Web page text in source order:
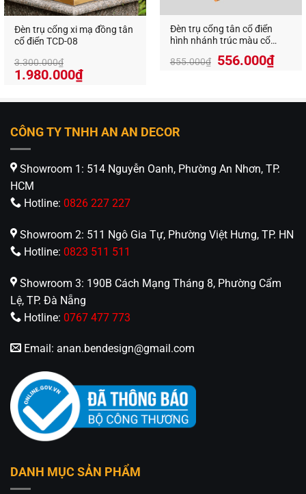
nhất cho phòng khách của bạn.
Mọi thông tin chi tiết, vui lòng liên hệ:
Đèn trang trí An An Decor- Ánh sáng từ tâm hồn
Địa chỉ: 412 Phạm Văn Đồng, P.11, Q.Bình Thạnh,
Tp.Hồ Chí Minh
www.anandecor.vn
Đèn trụ cổng xi mạ đồng tân
cổ điển TCD-08
3.300.000₫
Giá
là:
1.980.000₫Giá
hiện
tại
1.980.000₫.
Đèn trụ cổng tân cổ điển
hình nhánh trúc màu cổ
855.000₫ 556.000₫
CÔNG TY TNHH AN AN DECOR
Showroom 1: 514 Nguyễn Oanh, Phường An Nhơn, TP.
HCM
Hotline: 0826 227 227
Showroom 2: 511 Ngô Gia Tự, Phường Việt Hưng, TP. HN
Hotline: 0823 511 511
Showroom 3: 190B Cách Mạng Tháng 8, Phường Cẩm
Lệ, TP. Đà Nẵng
Hotline: 0767 477 773
Email: anan.bendesign@gmail.com
DANH MỤC SẢN PHẨM